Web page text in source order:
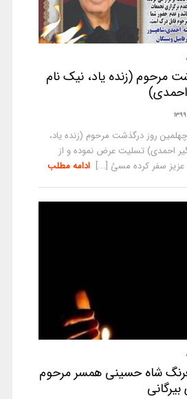
مرحوم (زنده یاد، نیک نام
روز درگذشت مرحوم (زنده یاد،
احمدی) تسلیت عرض نموده و از
عزیز سفر کرده مسئ [...] ادامه مطلب
شاه حسینی همسر مرحوم